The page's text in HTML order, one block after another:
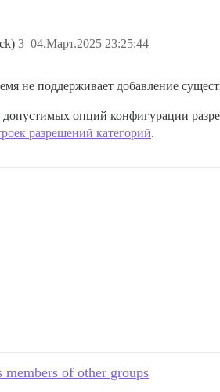
04.Март.2025 23:25:44
3
не поддерживает добавление
опций конфигурации
разрешений категорий.
of other groups